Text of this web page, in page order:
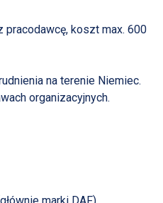
koszt max. 600
na terenie Niemiec.
organizacyjnych.
marki DAF).